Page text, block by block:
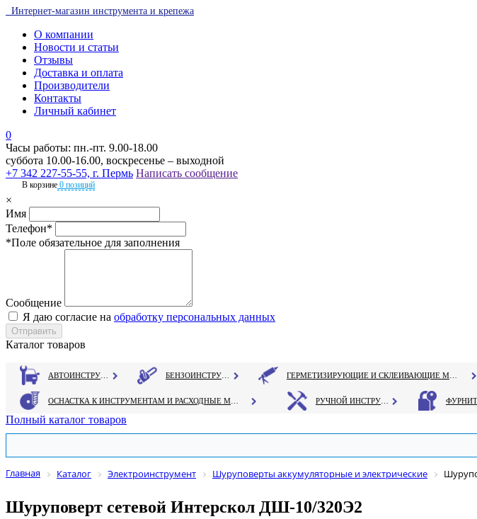
Интернет-магазин инструмента и крепежа
О компании
Новости и статьи
Отзывы
Доставка и оплата
Производители
Контакты
Личный кабинет
0
Часы работы: пн.-пт. 9.00-18.00
суббота 10.00-16.00, воскресенье – выходной
+7 342 227-55-55, г. Пермь Написать сообщение
В корзине 0 позиций
×
Имя
Телефон*
*Поле обязательное для заполнения
Сообщение
Я даю согласие на обработку персональных данных
Каталог товаров
Полный каталог товаров
Главная Каталог Электроинструмент Шуруповерты аккумуляторные и электрические
Шуруповерт сетевой Интерскол ДШ-10/320Э2